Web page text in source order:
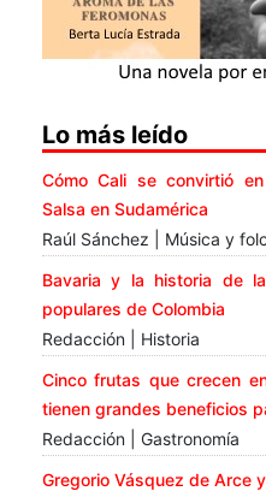
Lo más leído
Cómo Cali se convirtió
Salsa en Sudamérica
Raúl Sánchez | Música y
Bavaria y la historia de
populares de Colombia
Redacción | Historia
Cinco frutas que crecen
tienen grandes beneficios
Redacción | Gastronomía
Gregorio Vásquez de Arce